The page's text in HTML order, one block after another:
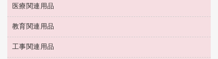
スリッパ・サンダル・シューズ
スポーツ・レジャー用品
ゴミ袋
キッチン用品
額縁
各種用紙
ルーズリーフ
収納保存用品
レターファイル
リングファイル
修正液・修正ペン
修正テープ
鉛筆
名札
保管・整理用品
壁面／足元収納
パソコンソフト
医療関連用品
保健用品
使い捨て手袋
感染症対策用品
教育関連用品
教育関連用品
工事関連用品